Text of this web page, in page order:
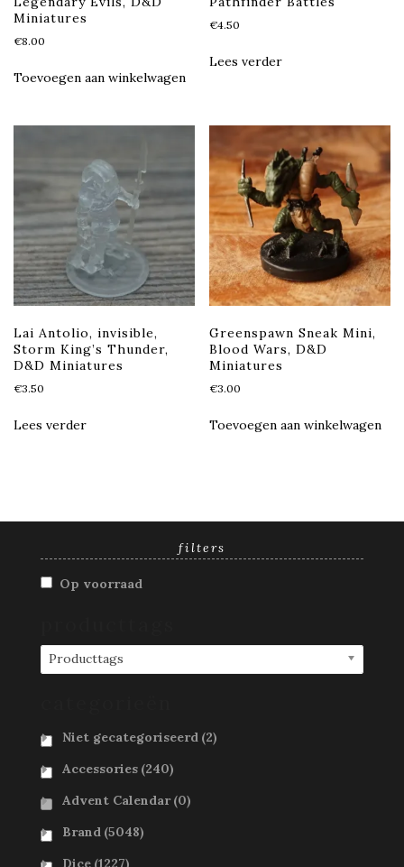
Miniatures
€8.00
Toevoegen aan winkelwagen
€4.50
Lees verder
Lai Antolio, invisible,
Storm King’s Thunder,
D&D Miniatures
€3.50
Lees verder
Greenspawn Sneak Mini,
Blood Wars, D&D
Miniatures
€3.00
Toevoegen aan winkelwagen
filters
Op voorraad
Producttags
Niet gecategoriseerd (2)
Accessories (240)
Advent Calendar (0)
Brand (5048)
Dice (1227)